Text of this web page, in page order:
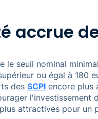
accrue
le seuil nominal
ou égal à 180
des SCPI encore plus
attractives pour un